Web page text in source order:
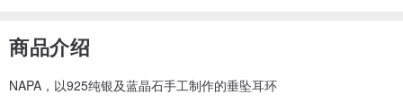
商品介绍
NAPA，以925纯银及蓝晶石手工制作的垂坠耳环